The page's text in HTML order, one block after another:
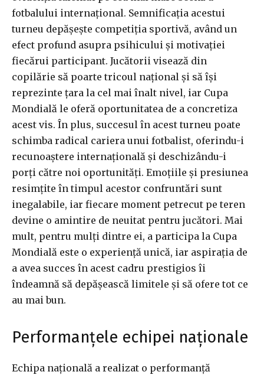
fotbalului internațional. Semnificația acestui
turneu depășește competiția sportivă, având un
efect profund asupra psihicului și motivației
fiecărui participant. Jucătorii visează din
copilărie să poarte tricoul național și să își
reprezinte țara la cel mai înalt nivel, iar Cupa
Mondială le oferă oportunitatea de a concretiza
acest vis. În plus, succesul în acest turneu poate
schimba radical cariera unui fotbalist, oferindu-i
recunoaștere internațională și deschizându-i
porți către noi oportunități. Emoțiile și presiunea
resimțite în timpul acestor confruntări sunt
inegalabile, iar fiecare moment petrecut pe teren
devine o amintire de neuitat pentru jucători. Mai
mult, pentru mulți dintre ei, a participa la Cupa
Mondială este o experiență unică, iar aspirația de
a avea succes în acest cadru prestigios îi
îndeamnă să depășească limitele și să ofere tot ce
au mai bun.
Performanțele echipei naționale
Echipa națională a realizat o performanță